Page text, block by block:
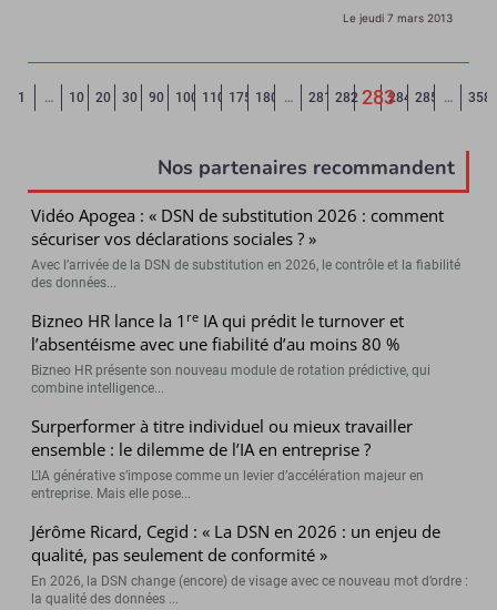
Le jeudi 7 mars 2013
Page précédente
1 … 10 20 30 90 100 110 175 180 … 281 282 283284 285 … 358
Nos partenaires recommandent
Vidéo Apogea : « DSN de substitution 2026 : comment
sécuriser vos déclarations sociales ? »
Avec l’arrivée de la DSN de substitution en 2026, le contrôle et la fiabilité
des données...
Bizneo HR lance la 1 re IA qui prédit le turnover et
l’absentéisme avec une fiabilité d’au moins 80 %
Bizneo HR présente son nouveau module de rotation prédictive, qui
combine intelligence...
Surperformer à titre individuel ou mieux travailler
ensemble : le dilemme de l’IA en entreprise ?
L’IA générative s’impose comme un levier d’accélération majeur en
entreprise. Mais elle pose...
Jérôme Ricard, Cegid : « La DSN en 2026 : un enjeu de
qualité, pas seulement de conformité »
En 2026, la DSN change (encore) de visage avec ce nouveau mot d’ordre :
la qualité des données ...